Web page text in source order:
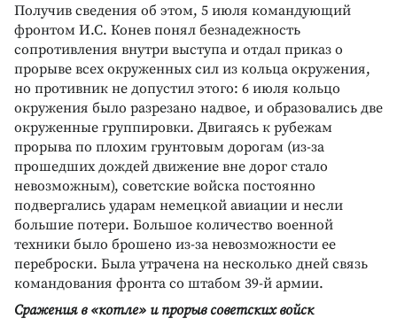
Получив сведения об этом, 5 июля командующий
фронтом И.С. Конев понял безнадежность
сопротивления внутри выступа и отдал приказ о
прорыве всех окруженных сил из кольца окружения,
но противник не допустил этого: 6 июля кольцо
окружения было разрезано надвое, и образовались две
окруженные группировки. Двигаясь к рубежам
прорыва по плохим грунтовым дорогам (из-за
прошедших дождей движение вне дорог стало
невозможным), советские войска постоянно
подвергались ударам немецкой авиации и несли
большие потери. Большое количество военной
техники было брошено из-за невозможности ее
переброски. Была утрачена на несколько дней связь
командования фронта со штабом 39-й армии.
Сражения в «котле» и прорыв советских войск